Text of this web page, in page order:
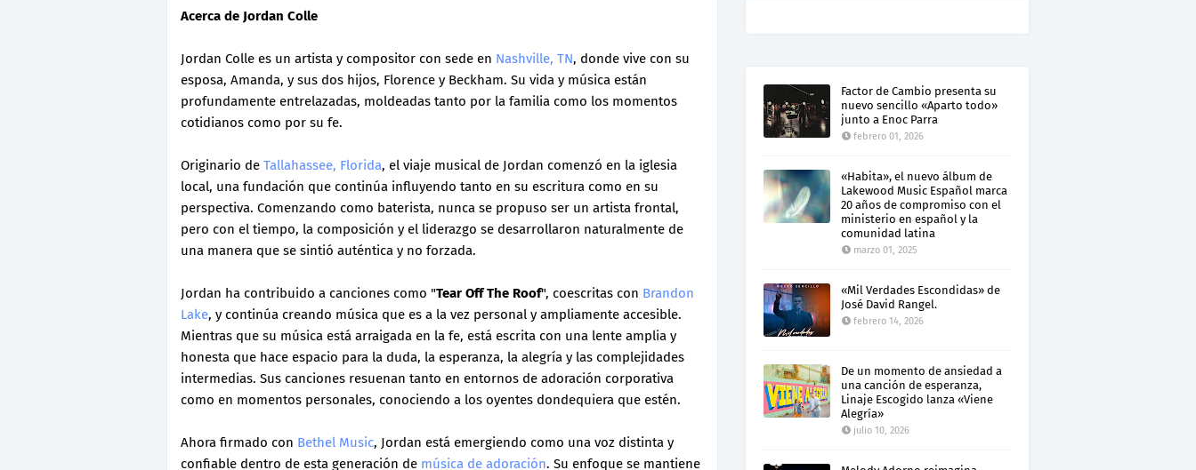
Acerca de Jordan Colle
Jordan Colle es un artista y compositor con sede en Nashville, TN, donde vive con su
esposa, Amanda, y sus dos hijos, Florence y Beckham. Su vida y música están
profundamente entrelazadas, moldeadas tanto por la familia como los momentos
cotidianos como por su fe.
Originario de Tallahassee, Florida, el viaje musical de Jordan comenzó en la iglesia
local, una fundación que continúa influyendo tanto en su escritura como en su
perspectiva. Comenzando como baterista, nunca se propuso ser un artista frontal,
pero con el tiempo, la composición y el liderazgo se desarrollaron naturalmente de
una manera que se sintió auténtica y no forzada.
Jordan ha contribuido a canciones como "Tear Off The Roof", coescritas con Brandon
Lake, y continúa creando música que es a la vez personal y ampliamente accesible.
Mientras que su música está arraigada en la fe, está escrita con una lente amplia y
honesta que hace espacio para la duda, la esperanza, la alegría y las complejidades
intermedias. Sus canciones resuenan tanto en entornos de adoración corporativa
como en momentos personales, conociendo a los oyentes dondequiera que estén.
Ahora firmado con Bethel Music, Jordan está emergiendo como una voz distinta y
confiable dentro de esta generación de música de adoración. Su enfoque se mantiene
Factor de Cambio presenta su
nuevo sencillo «Aparto todo»
junto a Enoc Parra
febrero 01, 2026
«Habita», el nuevo álbum de
Lakewood Music Español marca
20 años de compromiso con el
ministerio en español y la
comunidad latina
marzo 01, 2025
«Mil Verdades Escondidas» de
José David Rangel.
febrero 14, 2026
De un momento de ansiedad a
una canción de esperanza,
Linaje Escogido lanza «Viene
Alegría»
julio 10, 2026